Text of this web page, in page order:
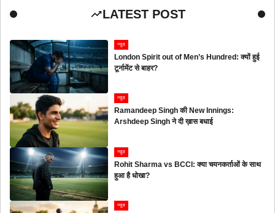
LATEST POST
न्यूज
London Spirit out of Men’s Hundred: क्यों हुई
टूर्नामेंट से बाहर?
न्यूज
Ramandeep Singh की New Innings:
Arshdeep Singh ने दी ख़ास बधाई
न्यूज
Rohit Sharma vs BCCI: क्या चयनकर्ताओं के साथ
हुआ है धोखा?
न्यूज